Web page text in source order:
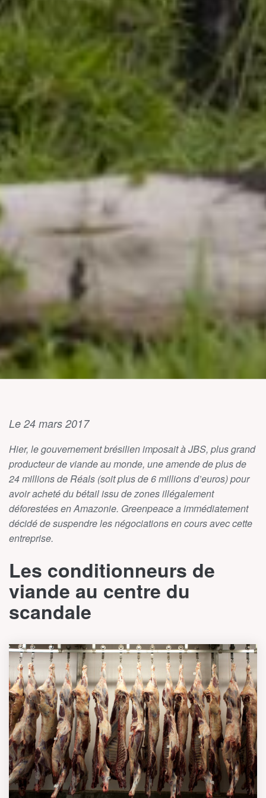
Le 24 mars 2017
Hier, le gouvernement brésilien imposait à JBS, plus grand
producteur de viande au monde, une amende de plus de
24 millions de Réals (soit plus de 6 millions d’euros) pour
avoir acheté du bétail issu de zones illégalement
déforestées en Amazonie. Greenpeace a immédiatement
décidé de suspendre les négociations en cours avec cette
entreprise.
Les conditionneurs de
viande au centre du
scandale